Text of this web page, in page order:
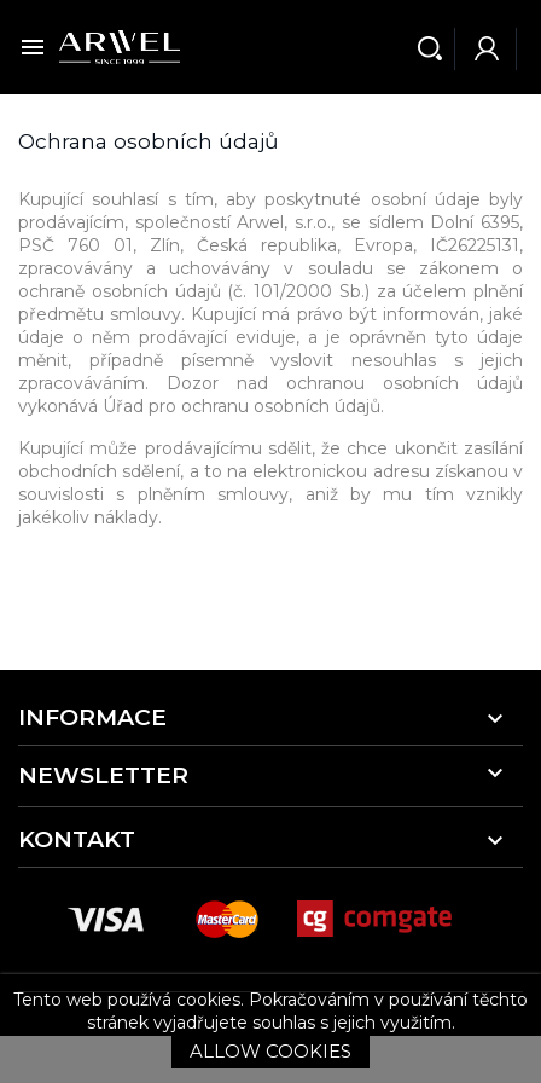

Ochrana osobních údajů
Kupující souhlasí s tím, aby poskytnuté osobní údaje byly
prodávajícím, společností Arwel, s.r.o., se sídlem Dolní 6395,
PSČ 760 01, Zlín, Česká republika, Evropa, IČ26225131,
zpracovávány a uchovávány v souladu se zákonem o
ochraně osobních údajů (č. 101/2000 Sb.) za účelem plnění
předmětu smlouvy. Kupující má právo být informován, jaké
údaje o něm prodávající eviduje, a je oprávněn tyto údaje
měnit, případně písemně vyslovit nesouhlas s jejich
zpracováváním. Dozor nad ochranou osobních údajů
vykonává Úřad pro ochranu osobních údajů.
Kupující může prodávajícímu sdělit, že chce ukončit zasílání
obchodních sdělení, a to na elektronickou adresu získanou v
souvislosti s plněním smlouvy, aniž by mu tím vznikly
jakékoliv náklady.
INFORMACE 
NEWSLETTER 
KONTAKT 
Tento web používá cookies.Pokračováním v používání těchto
stránek vyjadřujete souhlas s jejich využitím.
ALLOW COOKIES